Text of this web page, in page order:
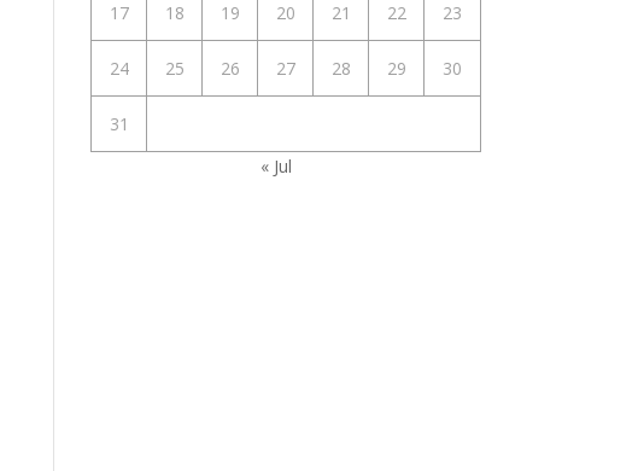
17 18 19 20 21 22 23
24 25 26 27 28 29 30
31
« Jul